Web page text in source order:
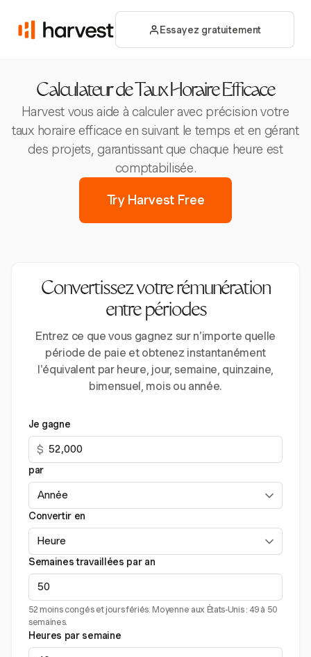
Essayez gratuitement
Calculateur de Taux Horaire Efficace
Harvest vous aide à calculer avec précision votre
taux horaire efficace en suivant le temps et en gérant
des projets, garantissant que chaque heure est
comptabilisée.
Try Harvest Free
Convertissez votre rémunération
entre périodes
Entrez ce que vous gagnez sur n'importe quelle
période de paie et obtenez instantanément
l'équivalent par heure, jour, semaine, quinzaine,
bimensuel, mois ou année.
Je gagne
$
par
Convertir en
Semaines travaillées par an
52 moins congés et jours fériés. Moyenne aux États-Unis : 49 à 50
semaines.
Heures par semaine